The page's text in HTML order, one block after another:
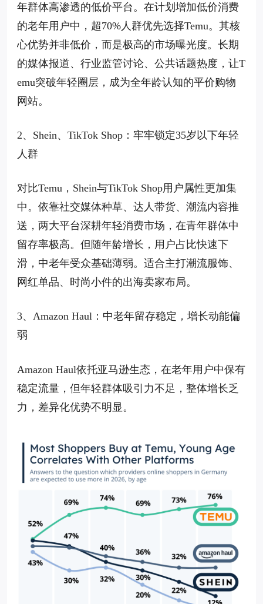
年群体高渗透的低价平台。在计划增加低价消费
的老年用户中，超70%人群优先选择Temu。其核
心优势并非低价，而是极高的市场曝光度。长期
的媒体报道、行业监管讨论、公共话题热度，让T
emu突破年轻圈层，成为全年龄认知的平价购物
网站。
2、Shein、TikTok Shop：牢牢锁定35岁以下年轻
人群
对比Temu，Shein与TikTok Shop用户属性更加集
中。依靠社交媒体种草、达人带货、潮流内容推
送，两大平台深耕年轻消费市场，在青年群体中
留存率极高。但随年龄增长，用户占比快速下
滑，中老年受众基础薄弱。适合主打潮流服饰、
网红单品、时尚小件的出海卖家布局。
3、Amazon Haul：中老年留存稳定，增长动能偏
弱
Amazon Haul依托亚马逊生态，在老年用户中保有
稳定流量，但年轻群体吸引力不足，整体增长乏
力，差异化优势不明显。